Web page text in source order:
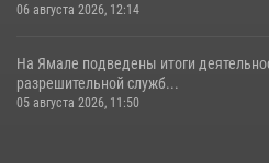
06 августа 2026, 12:14
На Ямале подведены итоги
разрешительной служб...
05 августа 2026, 11:50